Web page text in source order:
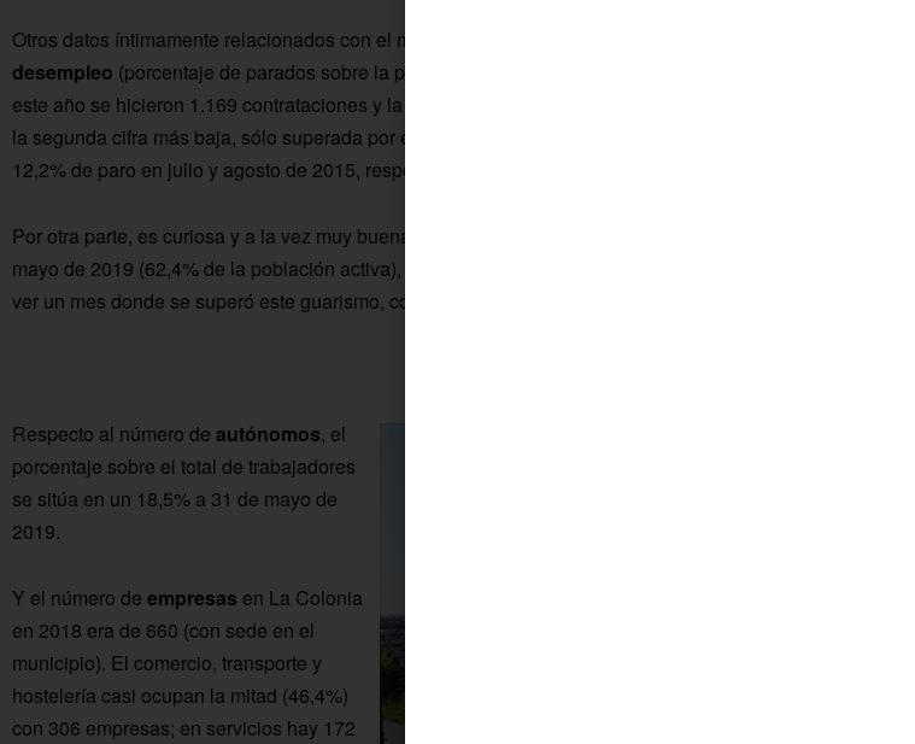
Otros datos íntimamente relacionados con el mercado laboral son el
desempleo (porcentaje de parados sobre la población en edad de trabajar, de 16 a 64 años). En mayo de
este año se hicieron 1.169 contrataciones y la tasa de paro se situó en el 8%. En los últimos cuatro años es
la segunda cifra más baja, sólo superada por el 7,9% del pasado mes de diciembre. Atrás queda el 12,1 y
12,2% de paro en julio y agosto de 2015, respectivamente.
Por otra parte, es curiosa y a la vez muy buena cifra la de 4.452
mayo de 2019 (62,4% de la población activa), ya que hay que remontarse hasta diciembre de 2011 para
ver un mes donde se superó este guarismo, con 4.519 afiliaciones.
Respecto al número de autónomos, el
porcentaje sobre el total de trabajadores
se sitúa en un 18,5% a 31 de mayo de
2019.
Y el número de empresas en La Colonia
en 2018 era de 660 (con sede en el
municipio). El comercio, transporte y
hostelería casi ocupan la mitad (46,4%)
con 306 empresas; en servicios hay 172